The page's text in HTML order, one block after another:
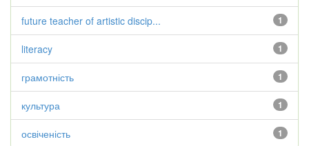
1
future teacher of artistic discip...
1
literacy
1
грамотність
1
культура
1
освіченість